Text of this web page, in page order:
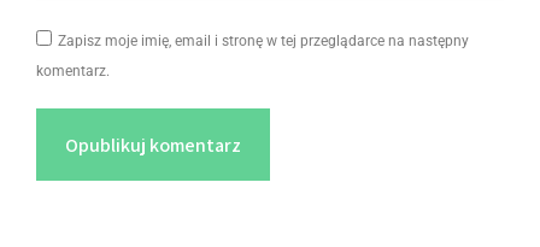
Zapisz moje imię, email i stronę w tej przeglądarce na następny
komentarz.
Opublikuj komentarz